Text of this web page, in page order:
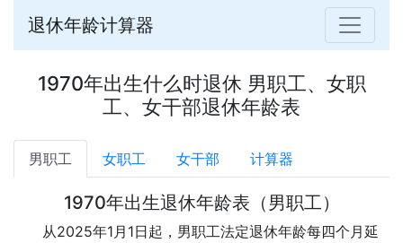
退休年龄计算器
1970年出生什么时退休 男职工、女职
工、女干部退休年龄表
男职工 女职工 女干部 计算器
1970年出生退休年龄表（男职工）
从2025年1月1日起，男职工法定退休年龄每四个月延